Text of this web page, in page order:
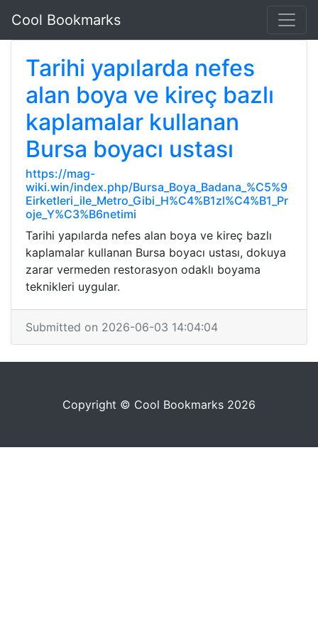
Cool Bookmarks
Tarihi yapılarda nefes
alan boya ve kireç bazlı
kaplamalar kullanan
Bursa boyacı ustası
https://mag-
wiki.win/index.php/Bursa_Boya_Badana_%C5%9
Eirketleri_ile_Metro_Gibi_H%C4%B1zl%C4%B1_Pr
oje_Y%C3%B6netimi
Tarihi yapılarda nefes alan boya ve kireç bazlı
kaplamalar kullanan Bursa boyacı ustası, dokuya
zarar vermeden restorasyon odaklı boyama
teknikleri uygular.
Submitted on 2026-06-03 14:04:04
Copyright © Cool Bookmarks 2026